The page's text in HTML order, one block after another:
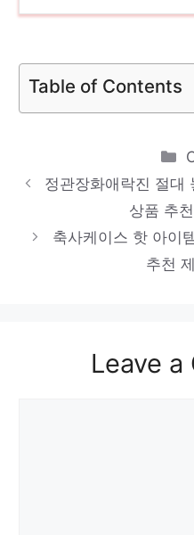
[B그라운드] SNS가
Table of Contents
정관장화애락진 절대
상품 추
축사케이스 핫 아이
추천
Leave